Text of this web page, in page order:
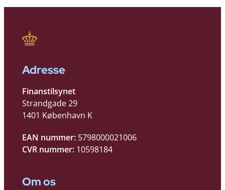
Adresse
Finanstilsynet
Strandgade 29
1401 København K
EAN nummer: 5798000021006
CVR nummer: 10598184
Om os